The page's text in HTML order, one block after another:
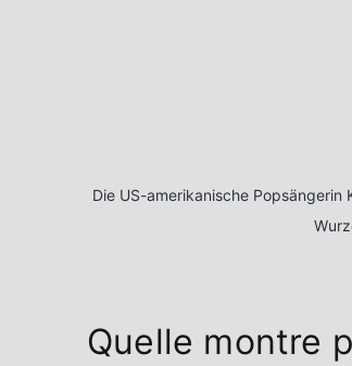
Die US-amerikanische
Quelle montre